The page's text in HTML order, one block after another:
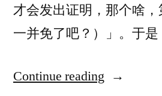
才会发出证明，那个啥
一并免了吧？）」。于
Continue reading “passkey